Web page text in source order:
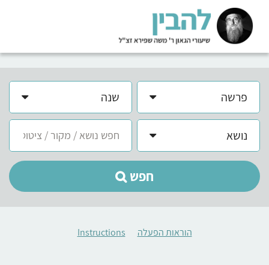
פרשה שנה
נושא
חפש
הוראות הפעלה Instructions